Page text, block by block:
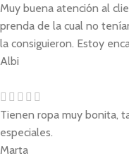
Muy buena atención al
prenda de la cual no
la consiguieron. Estoy
Albi
Tienen ropa muy bonita,
especiales.
Marta